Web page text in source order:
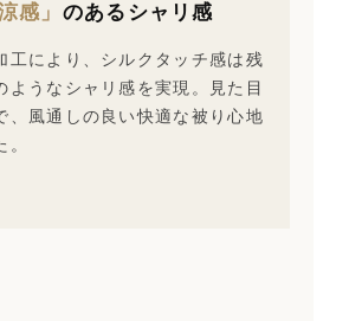
感」 のあるシャリ感
工により、シルクタッチ感は残
ようなシャリ感を実現。見た目
、風通しの良い快適な被り心地